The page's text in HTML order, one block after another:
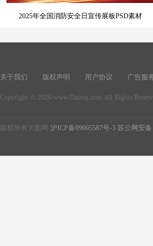
2025年全国消防安全日宣传展板PSD素材
关于我们 版权声明 用户协议 广告服
Copyright © 2026 www.Daimg.com All Rights
版权所有大图网 沪ICP备09005587号-3 苏公网安备